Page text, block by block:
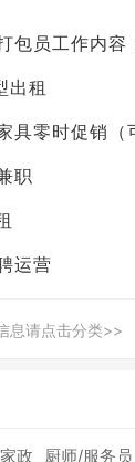
包员工作内容
出租
具零时促销（
职
运营
息请点击分类>>
政 厨师/服务员